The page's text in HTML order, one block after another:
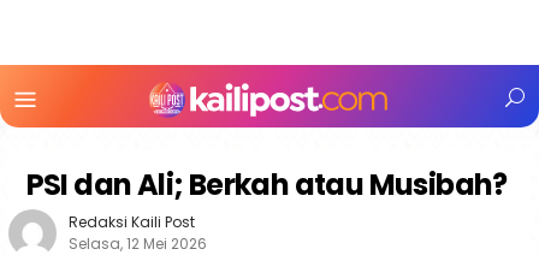
Mobile
PSI dan Ali; Berkah atau Musibah?
Redaksi Kaili Post
Selasa, 12 Mei 2026